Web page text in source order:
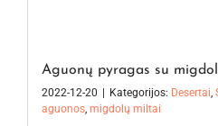
Aguonų pyragas su
2022-12-20 Kategorijos: Desertai,
aguonos, migdolų miltai